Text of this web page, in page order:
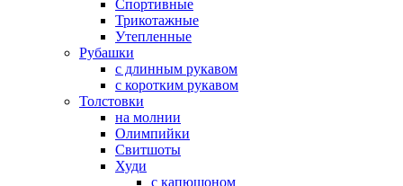
Спортивные
Трикотажные
Утепленные
Рубашки
с длинным рукавом
с коротким рукавом
Толстовки
на молнии
Олимпийки
Свитшоты
Худи
с капюшоном